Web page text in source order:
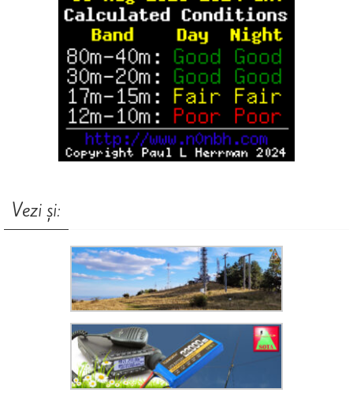
Vezi și: